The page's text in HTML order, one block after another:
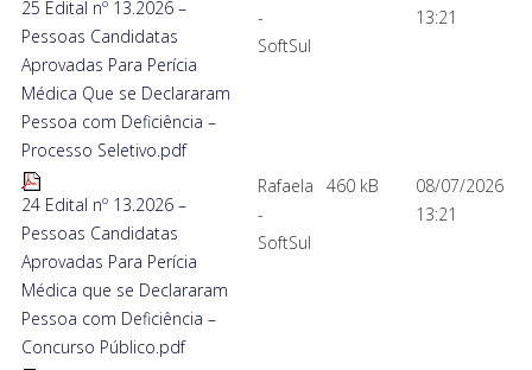
25 Edital nº 13.2026 –
Pessoas Candidatas
Aprovadas Para Perícia
Médica Que se Declararam
Pessoa com Deficiência –
Processo Seletivo.pdf
-
SoftSul
13:21
24 Edital nº 13.2026 –
Pessoas Candidatas
Aprovadas Para Perícia
Médica que se Declararam
Pessoa com Deficiência –
Concurso Público.pdf
Rafaela
-
SoftSul
460 kB
08/07/2026
13:21